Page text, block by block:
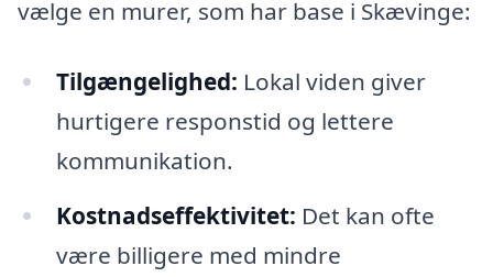
vælge en murer, som har base i Skævinge:
Tilgængelighed: Lokal viden giver
hurtigere responstid og lettere
kommunikation.
Kostnadseffektivitet: Det kan ofte
være billigere med mindre